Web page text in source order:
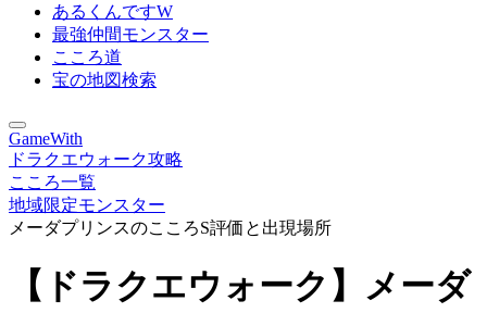
あるくんですW
最強仲間モンスター
こころ道
宝の地図検索
GameWith
ドラクエウォーク攻略
こころ一覧
地域限定モンスター
メーダプリンスのこころS評価と出現場所
【ドラクエウォーク】メーダ